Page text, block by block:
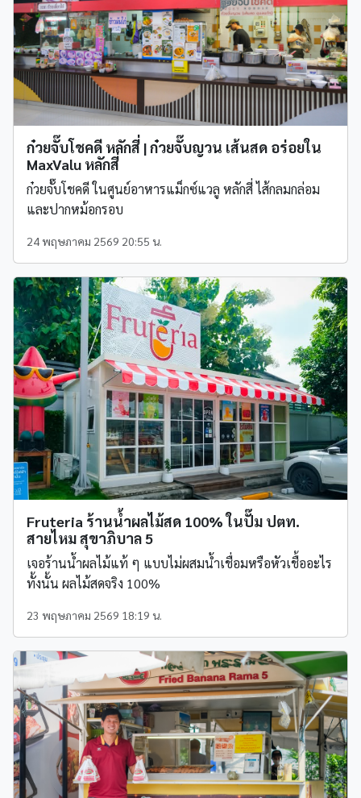
ก๋วยจั๊บโชคดี หลักสี่ | ก๋วยจั๊บญวน เส้นสด อร่อยใน
MaxValu หลักสี่
ก๋วยจั๊บโชคดี ในศูนย์อาหารแม็กซ์แวลู หลักสี่ ไส้กลมกล่อม
และปากหม้อกรอบ
24 พฤษภาคม 2569 20:55 น.
Fruteria ร้านน้ำผลไม้สด 100% ในปั๊ม ปตท.
สายไหม สุขาภิบาล 5
เจอร้านน้ำผลไม้แท้ ๆ แบบไม่ผสมน้ำเชื่อมหรือหัวเชื้ออะไร
ทั้งนั้น ผลไม้สดจริง 100%
23 พฤษภาคม 2569 18:19 น.